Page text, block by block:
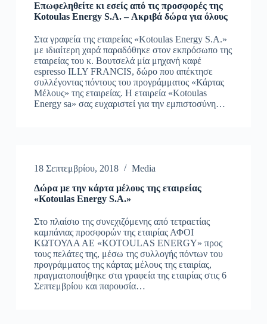
Επωφεληθείτε κι εσείς από τις προσφορές της
Kotoulas Energy S.A. – Ακριβά δώρα για όλους
Στα γραφεία της εταιρείας «Kotoulas Energy S.A.»
με ιδιαίτερη χαρά παραδόθηκε στον εκπρόσωπο της
εταιρείας του κ. Βουτσελά μία μηχανή καφέ
espresso ILLY FRANCIS, δώρο που απέκτησε
συλλέγοντας πόντους του προγράμματος «Κάρτας
Μέλους» της εταιρείας. Η εταιρεία «Kotoulas
Energy sa» σας ευχαριστεί για την εμπιστοσύνη…
18 Σεπτεμβρίου, 2018
Media
Δώρα με την κάρτα μέλους της εταιρείας
«Kotoulas Energy S.A.»
Στο πλαίσιο της συνεχιζόμενης από τετραετίας
καμπάνιας προσφορών της εταιρίας ΑΦΟΙ
ΚΩΤΟΥΛΑ ΑΕ «KOTOULAS ENERGY» προς
τους πελάτες της, μέσω της συλλογής πόντων του
προγράμματος της κάρτας μέλους της εταιρίας,
πραγματοποιήθηκε στα γραφεία της εταιρίας στις 6
Σεπτεμβρίου και παρουσία…